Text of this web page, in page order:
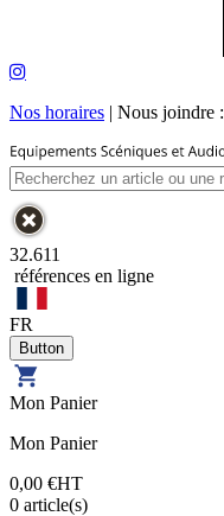
Nos horaires | Nous joindre :
32.611
références en ligne
FR
Mon Panier
Mon Panier
0,00 €HT
0 article(s)